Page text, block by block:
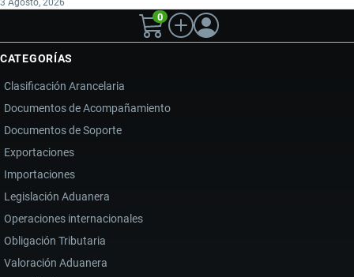
0
CATEGORÍAS
Clasificación Arancelaria
Documentos de Acompañamiento
Documentos de Soporte
Exportaciones
Importaciones
Legislación Aduanera
Operaciones internacionales
Obligación Tributaria
Valoración Aduanera